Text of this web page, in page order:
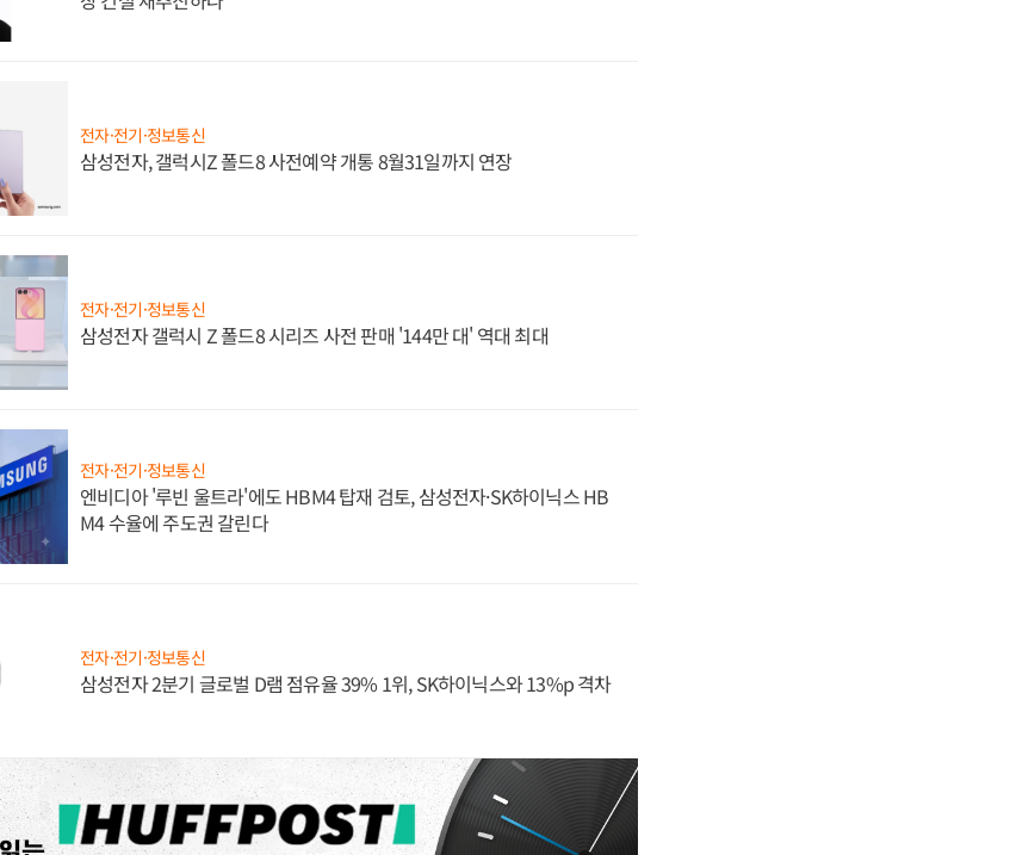
전자·전기·정보통신
삼성전자, 갤럭시Z 폴드8 사전예약 개통 8월31일까지 연장
전자·전기·정보통신
삼성전자 갤럭시 Z 폴드8 시리즈 사전 판매 '144만 대' 역대 최대
전자·전기·정보통신
엔비디아 '루빈 울트라'에도 HBM4 탑재 검토, 삼성전자·SK하이닉스 HB
M4 수율에 주도권 갈린다
전자·전기·정보통신
삼성전자 2분기 글로벌 D램 점유율 39% 1위, SK하이닉스와 13%p 격차